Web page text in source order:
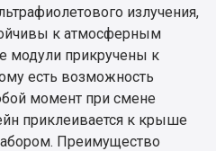
излучения,
к атмосферным
модули прикручены к
есть возможность
момент при смене
приклеивается к крыше
Преимущество